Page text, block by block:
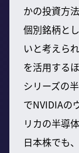
かの投資方
個別銘柄と
いと考えら
を活用する
シリーズの
でNVIDIAの
リカの半導
日本株でも